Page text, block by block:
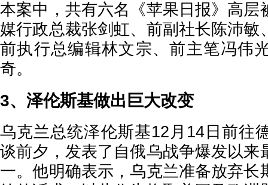
本案中，共有六名《苹果日报》高层
媒行政总裁张剑虹、前副社长陈沛敏
前执行总编辑林文宗、前主笔冯伟
奇。
3、泽伦斯基做出巨大改变
乌克兰总统泽伦斯基12月14日前往
谈前夕，发表了自俄乌战争爆发以来
一。他明确表示，乌克兰准备放弃长